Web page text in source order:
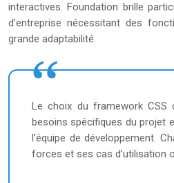
interactives. Foundation brille
d’entreprise nécessitant des
grande adaptabilité.
Le choix du framework CSS
besoins spécifiques du projet
l’équipe de développement.
forces et ses cas d’utilisation